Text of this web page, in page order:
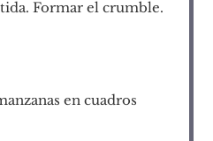
Formar el crumble.
en cuadros